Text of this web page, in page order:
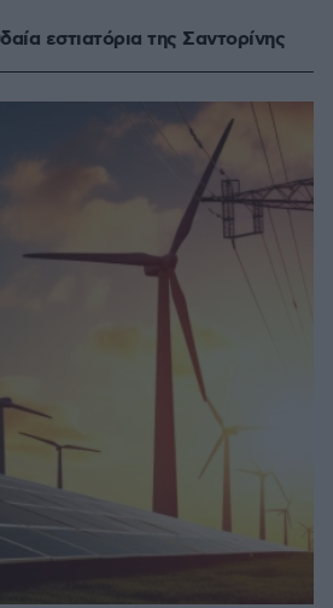
εστιατόρια της Σαντορίνης